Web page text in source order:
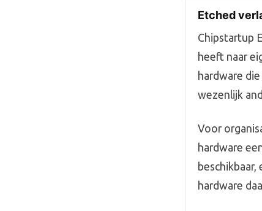
Etched
Chipstartup
heeft naar
hardware
wezenlijk
Voor
hardware
hardware